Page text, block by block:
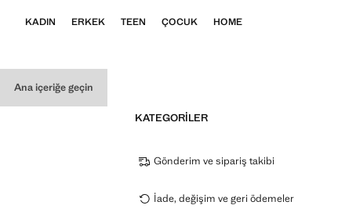
Ana içeriğe geçin
KADIN ERKEK TEEN ÇOCUK HOME
KATEGORILER
Gönderim ve sipariş takibi
İade, değişim ve geri ödemeler